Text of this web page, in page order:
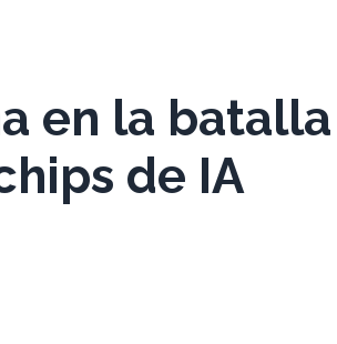
en la batalla
de IA